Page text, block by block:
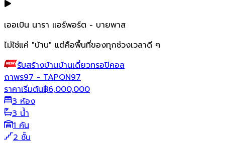
เออเบิน นารา แอร์พอร์ต - บายพาส
ไม่ใช่แค่ "บ้าน" แต่คือพื้นที่ของทุกช่วงเวลาดี ๆ
รับสร้างบ้านบ้านเดี่ยวทรอปิคอล
ถาพร97 - TAPON97
ราคาเริ่มต้น฿6,000,000
3 ห้อง
3 น้ำ
1 คัน
2 ชั้น